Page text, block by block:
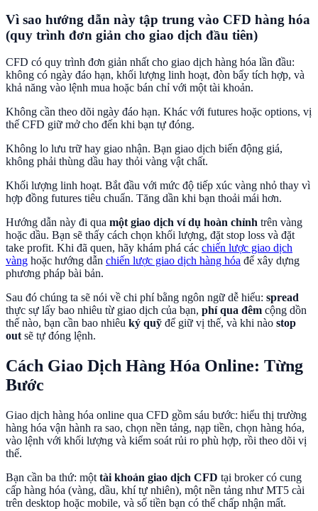
Vì sao hướng dẫn này tập trung vào CFD hàng hóa
(quy trình đơn giản cho giao dịch đầu tiên)
CFD có quy trình đơn giản nhất cho giao dịch hàng hóa lần đầu:
không có ngày đáo hạn, khối lượng linh hoạt, đòn bẩy tích hợp, và
khả năng vào lệnh mua hoặc bán chỉ với một tài khoản.
Không cần theo dõi ngày đáo hạn. Khác với futures hoặc options, vị
thế CFD giữ mở cho đến khi bạn tự đóng.
Không lo lưu trữ hay giao nhận. Bạn giao dịch biến động giá,
không phải thùng dầu hay thỏi vàng vật chất.
Khối lượng linh hoạt. Bắt đầu với mức độ tiếp xúc vàng nhỏ thay vì
hợp đồng futures tiêu chuẩn. Tăng dần khi bạn thoải mái hơn.
Hướng dẫn này đi qua một giao dịch ví dụ hoàn chỉnh trên vàng
hoặc dầu. Bạn sẽ thấy cách chọn khối lượng, đặt stop loss và đặt
take profit. Khi đã quen, hãy khám phá các chiến lược giao dịch
vàng hoặc hướng dẫn chiến lược giao dịch hàng hóa để xây dựng
phương pháp bài bản.
Sau đó chúng ta sẽ nói về chi phí bằng ngôn ngữ dễ hiểu: spread
thực sự lấy bao nhiêu từ giao dịch của bạn, phí qua đêm cộng dồn
thế nào, bạn cần bao nhiêu ký quỹ để giữ vị thế, và khi nào stop
outsẽ tự đóng lệnh.
Cách Giao Dịch Hàng Hóa Online: Từng
Bước
Giao dịch hàng hóa online qua CFD gồm sáu bước: hiểu thị trường
hàng hóa vận hành ra sao, chọn nền tảng, nạp tiền, chọn hàng hóa,
vào lệnh với khối lượng và kiểm soát rủi ro phù hợp, rồi theo dõi vị
thế.
Bạn cần ba thứ: một tài khoản giao dịch CFD tại broker có cung
cấp hàng hóa (vàng, dầu, khí tự nhiên), một nền tảng như MT5 cài
trên desktop hoặc mobile, và số tiền bạn có thể chấp nhận mất.